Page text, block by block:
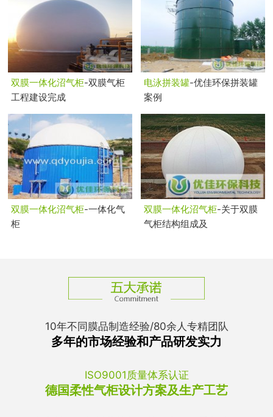
双膜一体化沼气柜-双膜气柜
工程建设完成
电泳拼装罐-优佳环保拼装罐
案例
双膜一体化沼气柜-一体化气
柜
双膜一体化沼气柜-关于双膜
气柜结构组成及
10年不同膜品制造经验/80余人专精团队
多年的市场经验和产品研发实力
ISO9001质量体系认证
德国柔性气柜设计方案及生产工艺